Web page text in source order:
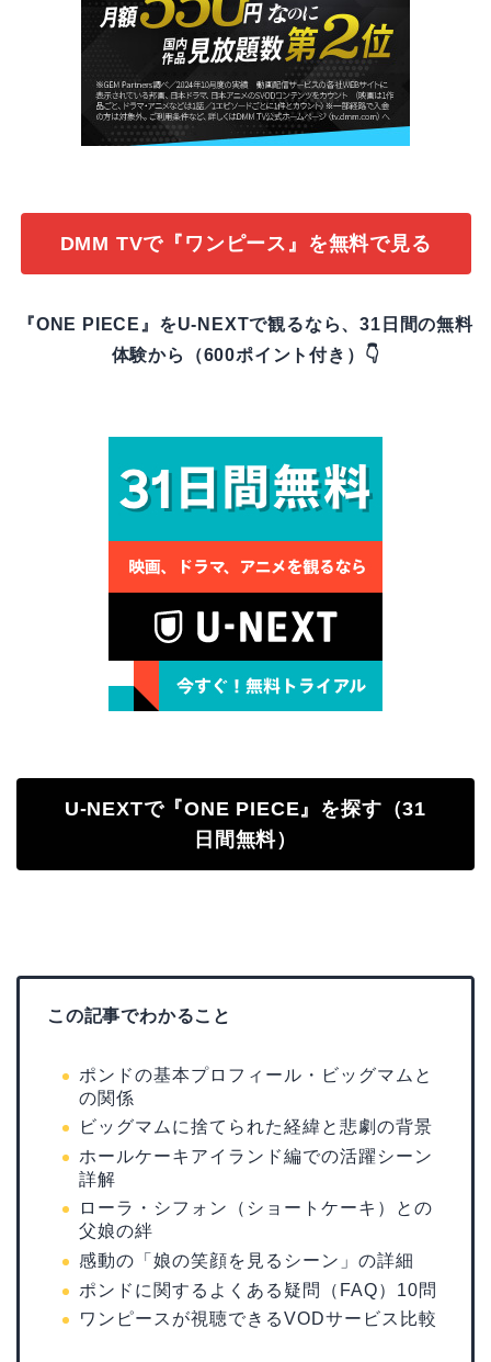
DMM TVで『ワンピース』を無料で見る
『ONE PIECE』をU-NEXTで観るなら、31日間の無料
体験から（600ポイント付き）👇
U-NEXTで『ONE PIECE』を探す（31
日間無料）
この記事でわかること
ポンドの基本プロフィール・ビッグマムと
の関係
ビッグマムに捨てられた経緯と悲劇の背景
ホールケーキアイランド編での活躍シーン
詳解
ローラ・シフォン（ショートケーキ）との
父娘の絆
感動の「娘の笑顔を見るシーン」の詳細
ポンドに関するよくある疑問（FAQ）10問
ワンピースが視聴できるVODサービス比較